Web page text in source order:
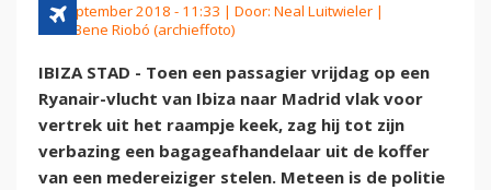
17 september 2018 - 11:33 | Door: Neal Luitwieler |
Foto: Bene Riobó (archieffoto)
IBIZA STAD - Toen een passagier vrijdag op een
Ryanair-vlucht van Ibiza naar Madrid vlak voor
vertrek uit het raampje keek, zag hij tot zijn
verbazing een bagageafhandelaar uit de koffer
van een medereiziger stelen. Meteen is de politie